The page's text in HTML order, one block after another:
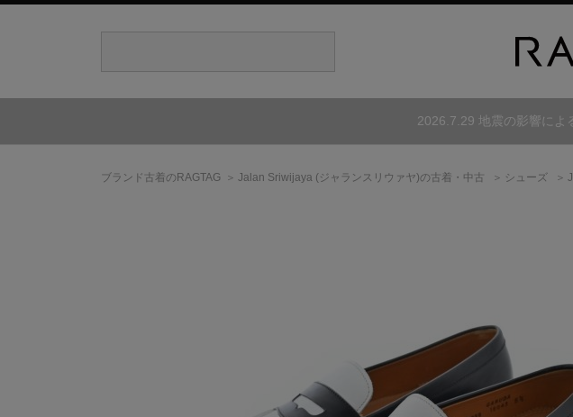
2026.7.29 地震の影響によ
ブランド古着のRAGTAG Jalan Sriwijaya (ジャランスリウァヤ)の古着・中古 シューズ